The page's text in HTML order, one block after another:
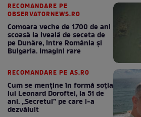
RECOMANDARE PE
OBSERVATORNEWS.RO
Comoara veche de 1.700 de ani
scoasă la iveală de seceta de
pe Dunăre, între România şi
Bulgaria. Imagini rare
RECOMANDARE PE AS.RO
Cum se menţine în formă soţia
lui Leonard Doroftei, la 51 de
ani. „Secretul” pe care l-a
dezvăluit